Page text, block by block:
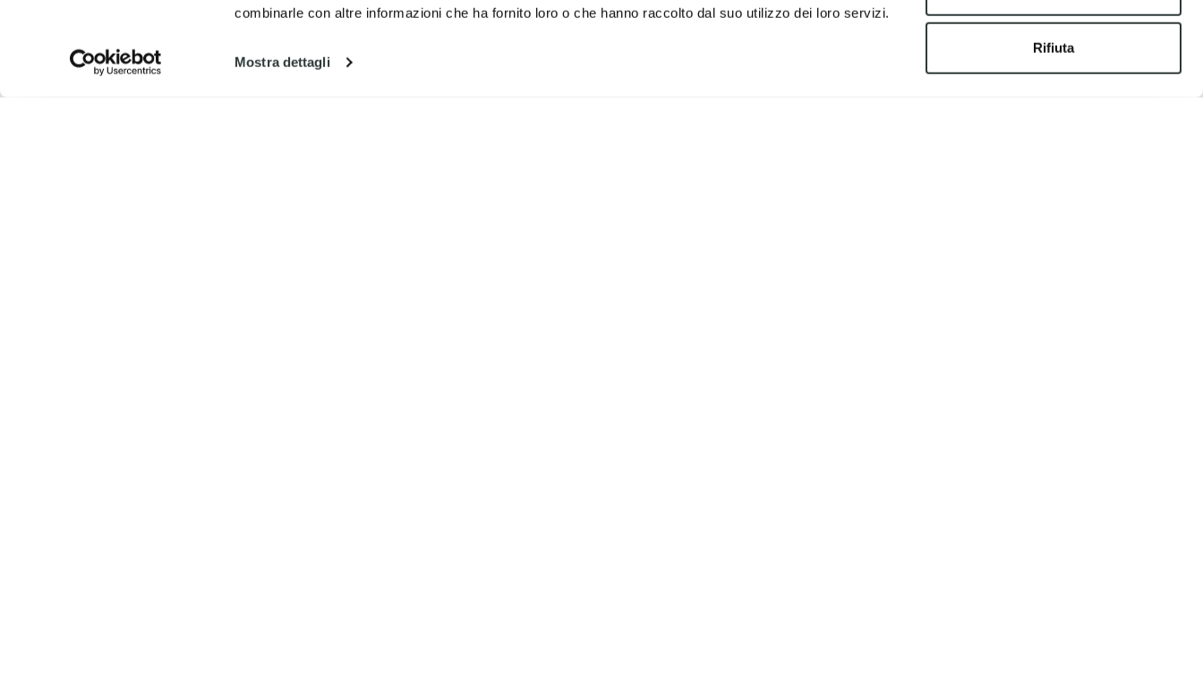
combinarle con altre informazioni che ha fornito loro o che hanno raccolto dal suo utilizzo dei loro servizi.
Mostra dettagli
Rifiuta